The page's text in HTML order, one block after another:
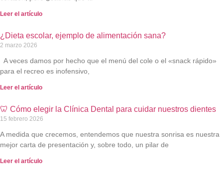
Leer el artículo
¿Dieta escolar, ejemplo de alimentación sana?
2 marzo 2026
A veces damos por hecho que el menú del cole o el «snack rápido»
para el recreo es inofensivo,
Leer el artículo
🦷 Cómo elegir la Clínica Dental para cuidar nuestros dientes
15 febrero 2026
A medida que crecemos, entendemos que nuestra sonrisa es nuestra
mejor carta de presentación y, sobre todo, un pilar de
Leer el artículo